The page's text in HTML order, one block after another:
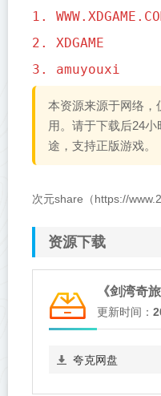
1.
2. XDGAME
3. amuyouxi
本资源来源于网络，
用。请于下载后24
途，支持正版游戏。
次元share（https://
资源下载
更新时间：
夸克网盘